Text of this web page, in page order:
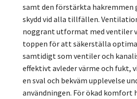
samt den förstärkta hakremmen
skydd vid alla tillfällen.
noggrant utformat med ventiler
toppen för att säkerställa
samtidigt som ventiler och
effektivt avleder värme och fukt,
en sval och bekväm upplevelse
användningen. För ökad komfort